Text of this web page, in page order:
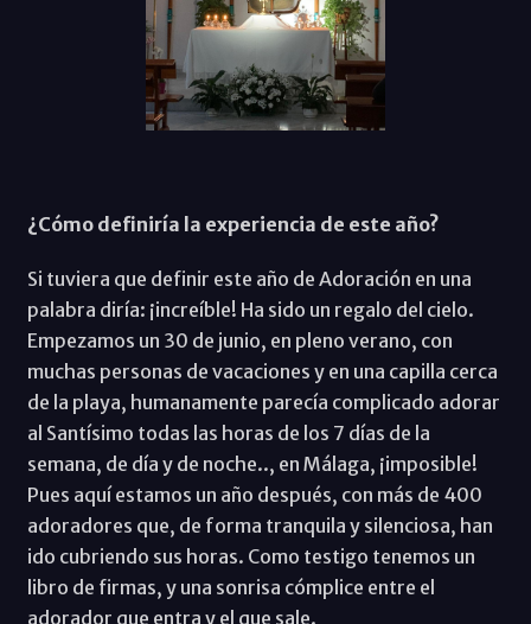
¿Cómo definiría la experiencia de este año?
Si tuviera que definir este año de Adoración en una
palabra diría: ¡increíble! Ha sido un regalo del cielo.
Empezamos un 30 de junio, en pleno verano, con
muchas personas de vacaciones y en una capilla cerca
de la playa, humanamente parecía complicado adorar
al Santísimo todas las horas de los 7 días de la
semana, de día y de noche.., en Málaga, ¡imposible!
Pues aquí estamos un año después, con más de 400
adoradores que, de forma tranquila y silenciosa, han
ido cubriendo sus horas. Como testigo tenemos un
libro de firmas, y una sonrisa cómplice entre el
adorador que entra y el que sale.